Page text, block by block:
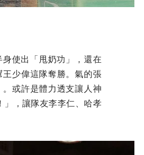
使出「甩奶功」，還在
少偉這隊奪勝。氣的張
或許是體力透支讓人神
」，讓隊友李李仁、哈孝